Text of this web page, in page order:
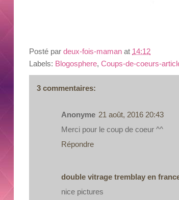
Posté par deux-fois-maman at 14:12
Labels: Blogosphere, Coups-de-coeurs-
3 commentaires:
Anonyme 21 août, 2016 20:43
Merci pour le coup de coeur ^^
Répondre
double vitrage tremblay en
nice pictures